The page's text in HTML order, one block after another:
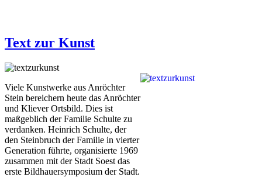
Text zur Kunst
Viele Kunstwerke aus Anröchter
Stein bereichern heute das Anröchter
und Kliever Ortsbild. Dies ist
maßgeblich der Familie Schulte zu
verdanken. Heinrich Schulte, der
den Steinbruch derFamilie in vierter
Generation führte, organisierte 1969
zusammen mit der Stadt Soest das
erste Bildhauersymposium der Stadt.